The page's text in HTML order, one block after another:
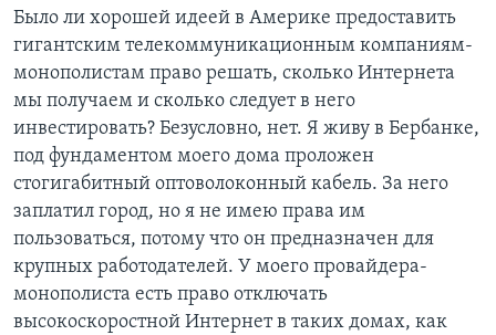
Было ли хорошей идеей в Америке предоставить
гигантским телекоммуникационным компаниям-
монополистам право решать, сколько Интернета
мы получаем и сколько следует в него
инвестировать? Безусловно, нет. Я живу в Бербанке,
под фундаментом моего дома проложен
стогигабитный оптоволоконный кабель. За него
заплатил город, но я не имею права им
пользоваться, потому что он предназначен для
крупных работодателей. У моего провайдера-
монополиста есть право отключать
высокоскоростной Интернет в таких домах, как